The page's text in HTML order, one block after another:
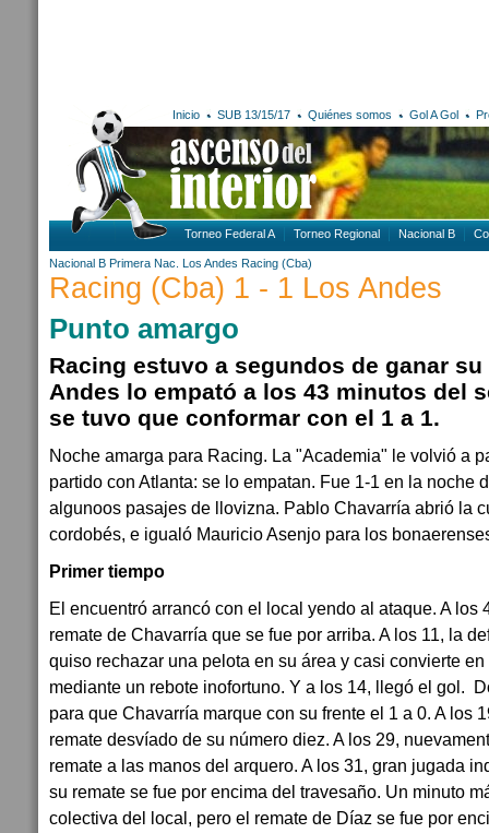
Inicio SUB 13/15/17 Quiénes somos Gol A Gol
Torneo Federal A Torneo Regional Nacional B
Nacional B Primera Nac. Los Andes Racing (Cba)
Racing (Cba) 1 - 1 Los Andes
Punto amargo
Racing estuvo a segundos de ganar
Andes lo empató a los 43 minutos del
se tuvo que conformar con el 1 a 1.
Noche amarga para Racing. La "Academia" le volvió a
partido con Atlanta: se lo empatan. Fue 1-1 en la noche
algunoos pasajes de llovizna. Pablo Chavarría abrió la
cordobés, e igualó Mauricio Asenjo para los
Primer tiempo
El encuentró arrancó con el local yendo al ataque. A los
remate de Chavarría que se fue por arriba. A los 11, la
quiso rechazar una pelota en su área y casi convierte
mediante un rebote inofortuno. Y a los 14, llegó el gol.
para que Chavarría marque con su frente el 1 a 0. A los
remate desvíado de su número diez. A los 29,
remate a las manos del arquero. A los 31, gran jugada
su remate se fue por encima del travesaño. Un minuto
colectiva del local, pero el remate de Díaz se fue por